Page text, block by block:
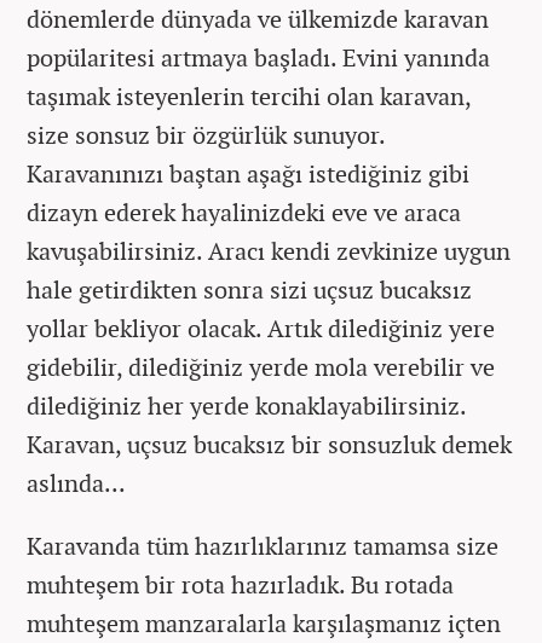
dönemlerde dünyada ve ülkemizde karavan
popülaritesi artmaya başladı. Evini yanında
taşımak isteyenlerin tercihi olan karavan,
size sonsuz bir özgürlük sunuyor.
Karavanınızı baştan aşağı istediğiniz gibi
dizayn ederek hayalinizdeki eve ve araca
kavuşabilirsiniz. Aracı kendi zevkinize uygun
hale getirdikten sonra sizi uçsuz bucaksız
yollar bekliyor olacak. Artık dilediğiniz yere
gidebilir, dilediğiniz yerde mola verebilir ve
dilediğiniz her yerde konaklayabilirsiniz.
Karavan, uçsuz bucaksız bir sonsuzluk demek
aslında...
Karavanda tüm hazırlıklarınız tamamsa size
muhteşem bir rota hazırladık. Bu rotada
muhteşem manzaralarla karşılaşmanız içten